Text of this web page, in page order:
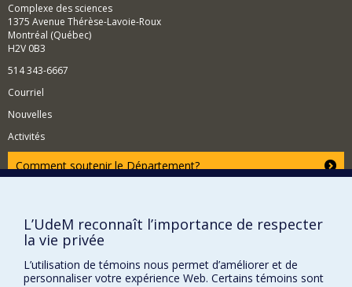
Complexe des sciences
1375 Avenue Thérèse-Lavoie-Roux
Montréal (Québec)
H2V 0B3
514 343-6667
Courriel
Nouvelles
Activités
Comment soutenir le Département?
Signaler une erreur
Accessibilité
L’UdeM reconnaît l’importance de respecter
la vie privée
L’utilisation de témoins nous permet d’améliorer et de
personnaliser votre expérience Web. Certains témoins sont